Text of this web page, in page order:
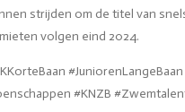
strijden om de titel van
volgen eind 2024.
#KNZB